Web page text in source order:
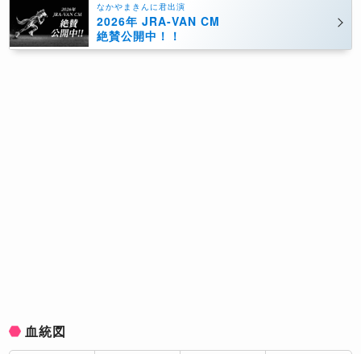
なかやまきんに君出演
2026年 JRA-VAN CM
絶賛公開中！！
血統図